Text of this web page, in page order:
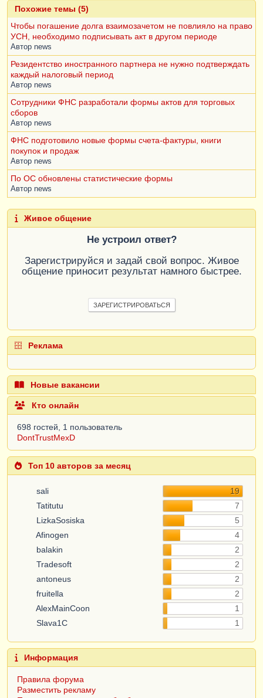
Похожие темы (5)
Чтобы погашение долга взаимозачетом не повлияло на право
УСН, необходимо подписывать акт в другом периоде
Автор news
Резидентство иностранного партнера не нужно подтверждать
каждый налоговый период
Автор news
Сотрудники ФНС разработали формы актов для торговых
сборов
Автор news
ФНС подготовило новые формы счета-фактуры, книги
покупок и продаж
Автор news
По ОС обновлены статистические формы
Автор news
Живое общение
Не устроил ответ?
Зарегистрируйся и задай свой вопрос. Живое
общение приносит результат намного быстрее.
ЗАРЕГИСТРИРОВАТЬСЯ
Реклама
Новые вакансии
Кто онлайн
698 гостей, 1 пользователь
DontTrustMexD
Топ 10 авторов за месяц
sali
19
Tatitutu
7
LizkaSosiska
5
Afinogen
4
balakin
2
Tradesoft
2
antoneus
2
fruitella
2
AlexMainCoon
1
Slava1C
1
Информация
Правила форума
Разместить рекламу